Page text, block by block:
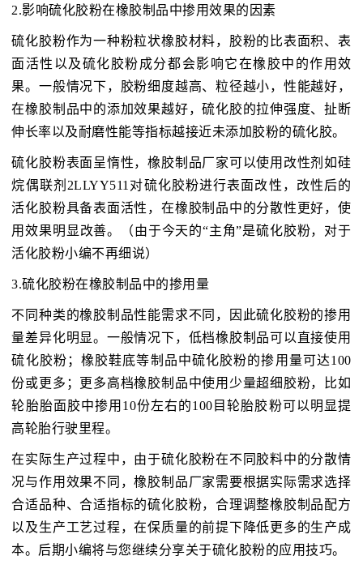
2.影响硫化胶粉在橡胶制品中掺用效果的因素
硫化胶粉作为一种粉粒状橡胶材料，胶粉的比表面积、表
面活性以及硫化胶粉成分都会影响它在橡胶中的作用效
果。一般情况下，胶粉细度越高、粒径越小，性能越好，
在橡胶制品中的添加效果越好，硫化胶的拉伸强度、扯断
伸长率以及耐磨性能等指标越接近未添加胶粉的硫化胶。
硫化胶粉表面呈惰性，橡胶制品厂家可以使用改性剂如硅
烷偶联剂2LLYY511对硫化胶粉进行表面改性，改性后的
活化胶粉具备表面活性，在橡胶制品中的分散性更好，使
用效果明显改善。（由于今天的“主角”是硫化胶粉，对于
活化胶粉小编不再细说）
3.硫化胶粉在橡胶制品中的掺用量
不同种类的橡胶制品性能需求不同，因此硫化胶粉的掺用
量差异化明显。一般情况下，低档橡胶制品可以直接使用
硫化胶粉；橡胶鞋底等制品中硫化胶粉的掺用量可达100
份或更多；更多高档橡胶制品中使用少量超细胶粉，比如
轮胎胎面胶中掺用10份左右的100目轮胎胶粉可以明显提
高轮胎行驶里程。
在实际生产过程中，由于硫化胶粉在不同胶料中的分散情
况与作用效果不同，橡胶制品厂家需要根据实际需求选择
合适品种、合适指标的硫化胶粉，合理调整橡胶制品配方
以及生产工艺过程，在保质量的前提下降低更多的生产成
本。后期小编将与您继续分享关于硫化胶粉的应用技巧。